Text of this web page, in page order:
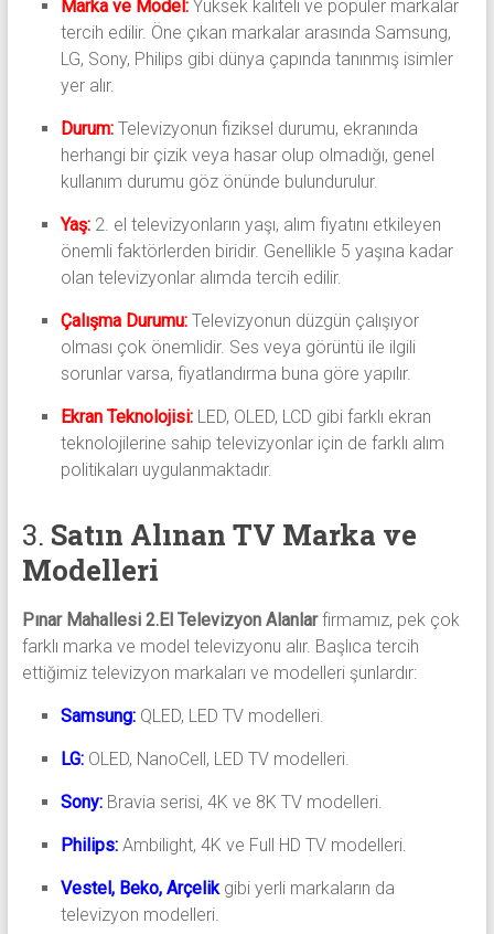
Marka ve Model:Yüksek kaliteli ve popüler markalar
tercih edilir. Öne çıkan markalar arasında Samsung,
LG, Sony, Philips gibi dünya çapında tanınmış isimler
yer alır.
Durum:Televizyonun fiziksel durumu, ekranında
herhangi bir çizik veya hasar olup olmadığı, genel
kullanım durumu göz önünde bulundurulur.
Yaş:2. el televizyonların yaşı, alım fiyatını etkileyen
önemli faktörlerden biridir. Genellikle 5 yaşına kadar
olan televizyonlar alımda tercih edilir.
Çalışma Durumu:Televizyonun düzgün çalışıyor
olması çok önemlidir. Ses veya görüntü ile ilgili
sorunlar varsa, fiyatlandırma buna göre yapılır.
Ekran Teknolojisi: LED, OLED, LCD gibi farklı ekran
teknolojilerine sahip televizyonlar için de farklı alım
politikaları uygulanmaktadır.
3. Satın Alınan TV Marka ve
Modelleri
Pınar Mahallesi 2.El Televizyon Alanlarfirmamız, pek çok
farklı marka ve model televizyonu alır. Başlıca tercih
ettiğimiz televizyon markaları ve modelleri şunlardır:
Samsung:QLED, LED TV modelleri.
LG:OLED, NanoCell, LED TV modelleri.
Sony:Bravia serisi, 4K ve 8K TV modelleri.
Philips:Ambilight, 4K ve Full HD TV modelleri.
Vestel, Beko, Arçelik gibi yerli markaların da
televizyon modelleri.